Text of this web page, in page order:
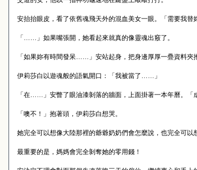
安抬抬眼皮，看了依舊魂飛天外的混血美女一眼。「需要我替
「……」如果嘴張開，她看起來就真的像靈魂出竅了。
「如果妳有時間發呆……」安站起身，把身邊厚厚一疊資料夾
伊莉莎白以遊魂般的語氣開口：「我被當了……」
「在……」安瞥了眼油漆剝落的牆面，上面掛著一本年曆。「
「噢不！」抱著頭，伊莉莎白想哭。
她完全可以想像大陸那裡的爺爺奶奶們會怎麼說，也完全可以
最重要的是，媽媽會完全剝奪她的零用錢！